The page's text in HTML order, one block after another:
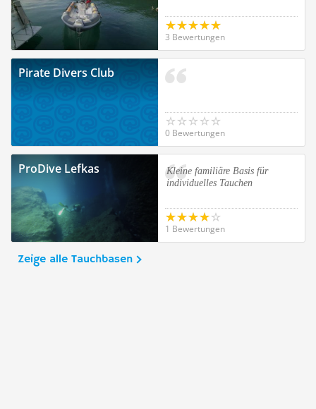
3 Bewertungen
Pirate Divers Club
0 Bewertungen
ProDive Lefkas
Kleine familiäre Basis für
individuelles Tauchen
1 Bewertungen
Zeige alle Tauchbasen